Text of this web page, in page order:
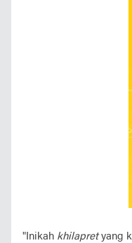
"Inikah khilapretyang